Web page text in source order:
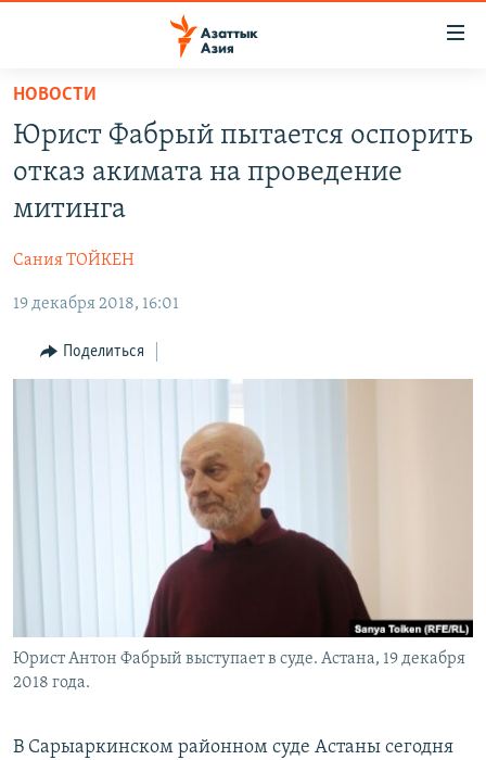
Вернуться
основному
содержанию
главной
Вернутся
поиску
ЦЕНТРАЛЬНАЯ АЗИЯ
КАЗАХСТАН
НОВОСТИ
КЫРГЫЗЧА
ЎЗБЕКЧА
ПОДПИШИТЕСЬ НА НАС В СОЦСЕТЯХ
НОВОСТИ
Юрист Фабрый пытается оспорить
отказ акимата на проведение
митинга
Сания ТОЙКЕН
19 декабря 2018, 16:01
Поделиться
Юрист Антон Фабрый выступает в суде. Астана, 19 декабря
2018 года.
В Сарыаркинском районном суде Астаны сегодня